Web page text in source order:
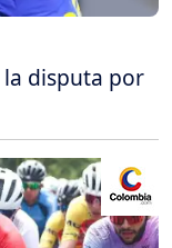
disputa por